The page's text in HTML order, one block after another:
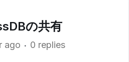
の共有
ago 0 replies